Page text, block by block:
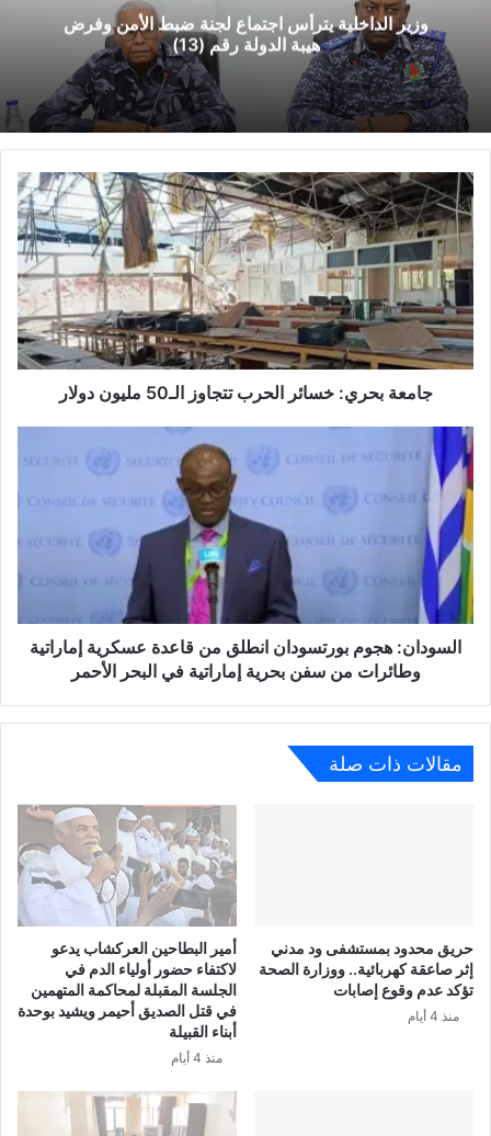
وزير الداخلية يترأس اجتماع لجنة ضبط الأمن وفرض
هيبة الدولة رقم (13)
جامعة بحري: خسائر الحرب تتجاوز الـ50 مليون دولار
السودان: هجوم بورتسودان انطلق من قاعدة عسكرية إماراتية
وطائرات من سفن بحرية إماراتية في البحر الأحمر
مقالات ذات صلة
حريق محدود بمستشفى ود مدني
إثر صاعقة كهربائية.. ووزارة الصحة
تؤكد عدم وقوع إصابات
منذ 4 أيام
أمير البطاحين العركشاب يدعو
لاكتفاء حضور أولياء الدم في
الجلسة المقبلة لمحاكمة المتهمين
في قتل الصديق أحيمر ويشيد بوحدة
أبناء القبيلة
منذ 4 أيام